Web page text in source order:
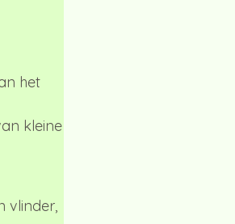
het
kleine
vlinder,